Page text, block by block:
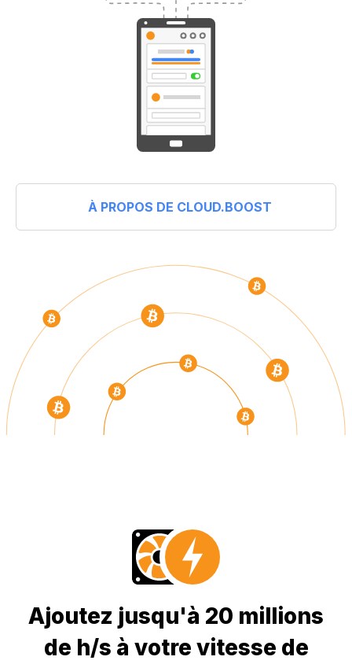
À PROPOS DE CLOUD.BOOST
Ajoutez jusqu'à 20 millions
de h/s à votre vitesse de